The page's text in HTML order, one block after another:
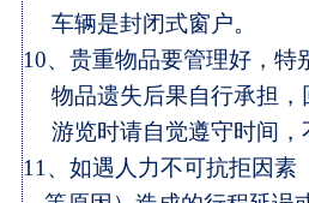
车辆是封闭式窗户。
10、 贵重物品要管理好，特
物品遗失后果自行承担
游览时请自觉遵守时间
11 、如遇人力不可抗拒因素